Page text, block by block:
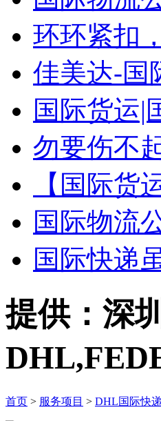
环环紧扣
佳美达-国
国际货运|
勿要伤不
【国际货
国际物流
国际快递
提供：深
首页 > 服务项目 > DHL国际快递